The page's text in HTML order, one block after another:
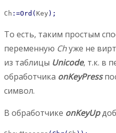
Ch : =Ord ( Key ) ;
То есть, таким простым
переменную Chуже не
из таблицы Unicode, т.к. в
обработчика onKeyPress
символ.
В обработчике onKeyUp